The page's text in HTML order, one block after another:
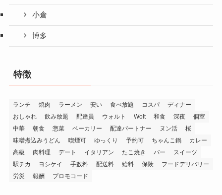
小倉
博多
特徴
ランチ 焼肉 ラーメン 安い 食べ放題 コスパ
ディナー
おしゃれ
飲み放題 配達員 ウォルト Wolt 和食 深夜
個室
中華
朝食 惣菜 ベーカリー 配達パートナー ヌン活
桜
味噌煮込みうどん
喫煙可 ゆっくり 予約可 ちゃんこ鍋
カレー
高級
肉料理 デート イタリアン たこ焼き バー
スイーツ
駅チカ
ヨシケイ 手数料 配送料 給料 保険
フードデリバリー
労災
報酬 プロモコード